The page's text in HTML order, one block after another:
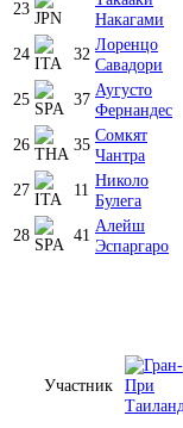
23
Накагами
24 32 Лоренцо
Савадори
25 37 Аугусто
Фернандес
26 35 Сомкят
Чантра
27 11 Николо
Булега
28 41 Алейш
Эспаргаро
Участник